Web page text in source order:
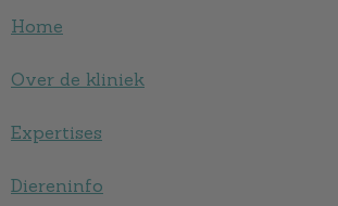
Home
Over de kliniek
Expertises
Diereninfo